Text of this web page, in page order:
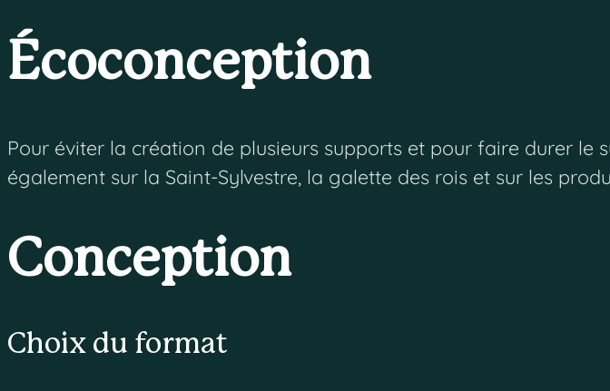
Écoconception
Pour éviter la création de plusieurs supports et pour faire durer
également sur la Saint-Sylvestre, la galette des rois et sur les
Conception
Choix du format